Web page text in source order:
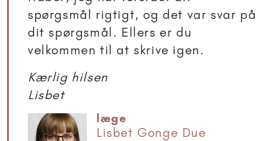
spørgsmål rigtigt, og det var svar på
dit spørgsmål. Ellers er du
velkommen til at skrive igen.
Kærlig hilsen
Lisbet
læge
Lisbet Gonge Due